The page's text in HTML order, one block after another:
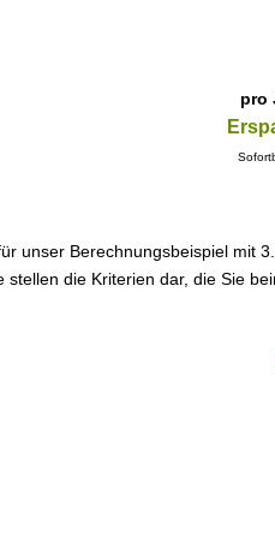
pro
unser Berechnungsbeispiel mit
die Kriterien dar, die Sie